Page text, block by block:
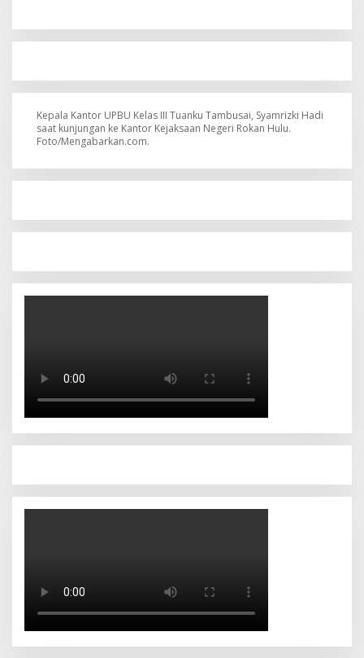
Kepala Kantor UPBU Kelas III Tuanku Tambusai, Syamrizki Hadi
saat kunjungan ke Kantor Kejaksaan Negeri Rokan Hulu.
Foto/Mengabarkan.com.